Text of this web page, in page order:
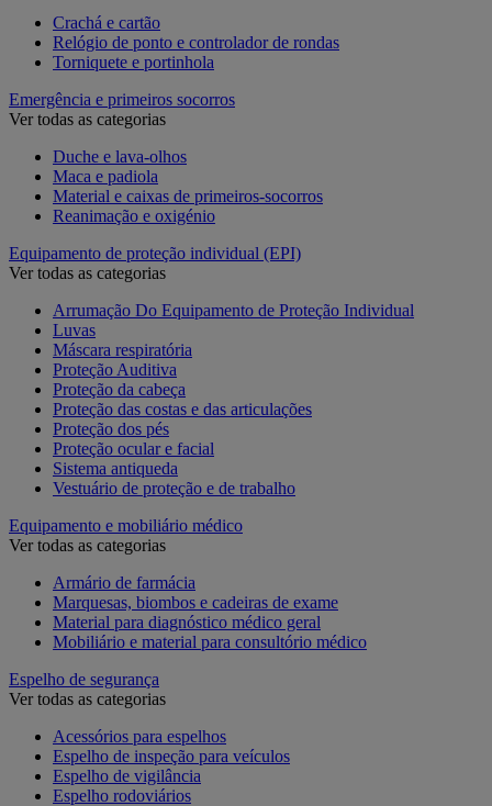
Crachá e cartão
Relógio de ponto e controlador de rondas
Torniquete e portinhola
Emergência e primeiros socorros
Ver todas as categorias
Duche e lava-olhos
Maca e padiola
Material e caixas de primeiros-socorros
Reanimação e oxigénio
Equipamento de proteção individual (EPI)
Ver todas as categorias
Arrumação Do Equipamento de Proteção Individual
Luvas
Máscara respiratória
Proteção Auditiva
Proteção da cabeça
Proteção das costas e das articulações
Proteção dos pés
Proteção ocular e facial
Sistema antiqueda
Vestuário de proteção e de trabalho
Equipamento e mobiliário médico
Ver todas as categorias
Armário de farmácia
Marquesas, biombos e cadeiras de exame
Material para diagnóstico médico geral
Mobiliário e material para consultório médico
Espelho de segurança
Ver todas as categorias
Acessórios para espelhos
Espelho de inspeção para veículos
Espelho de vigilância
Espelho rodoviários